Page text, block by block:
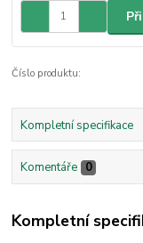
Číslo produktu:
Kompletní specifikace
Komentáře 0
Kompletní